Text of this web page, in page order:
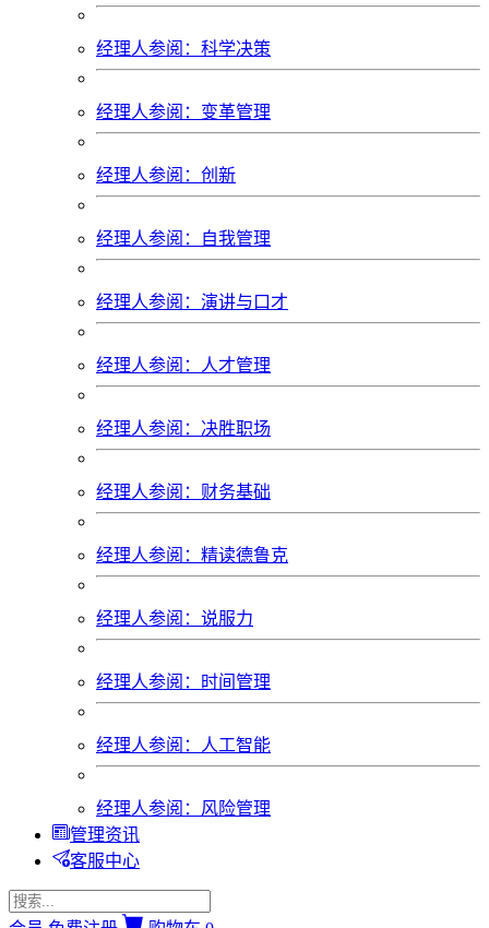
经理人参阅：科学决策
经理人参阅：变革管理
经理人参阅：创新
经理人参阅：自我管理
经理人参阅：演讲与口才
经理人参阅：人才管理
经理人参阅：决胜职场
经理人参阅：财务基础
经理人参阅：精读德鲁克
经理人参阅：说服力
经理人参阅：时间管理
经理人参阅：人工智能
经理人参阅：风险管理
管理资讯
客服中心